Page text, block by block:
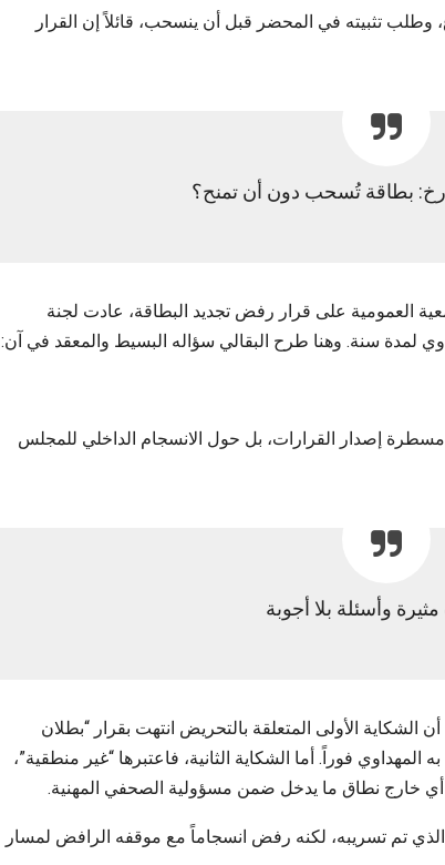
وطلب تثبيته في المحضر قبل أن ينسحب، قائلاً إن القرار
بطاقة تُسحب دون أن تمنح؟
العمومية على قرار رفض تجديد البطاقة، عادت لجنة
لمدة سنة. وهنا طرح البقالي سؤاله البسيط والمعقد في آن:
إصدار القرارات، بل حول الانسجام الداخلي للمجلس
وأسئلة بلا أجوبة
الشكاية الأولى المتعلقة بالتحريض انتهت بقرار “بطلان
المهداوي فوراً. أما الشكاية الثانية، فاعتبرها “غير منطقية”،
أي خارج نطاق ما يدخل ضمن مسؤولية الصحفي المهنية.
تم تسريبه، لكنه رفض انسجاماً مع موقفه الرافض لمسار